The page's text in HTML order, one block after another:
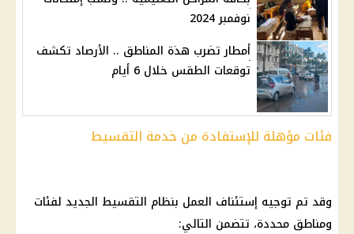
نوفمبر 2024
أمطار تضرب هذة المناطق .. الأرصاد تكشف
توقعات الطقس خلال 6 أيام
فئات مؤهلة للإستفادة من خدمة التقسيط
وقد تم توجيه إستئناف العمل بنظام التقسيط الجديد لفئات
ومناطق محددة، تتضمن التالي: